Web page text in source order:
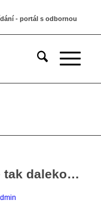
- portál s odbornou
tak daleko…